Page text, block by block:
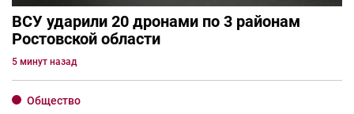
ВСУ ударили 20 дронами по 3 районам
Ростовской области
5 минут назад
Общество